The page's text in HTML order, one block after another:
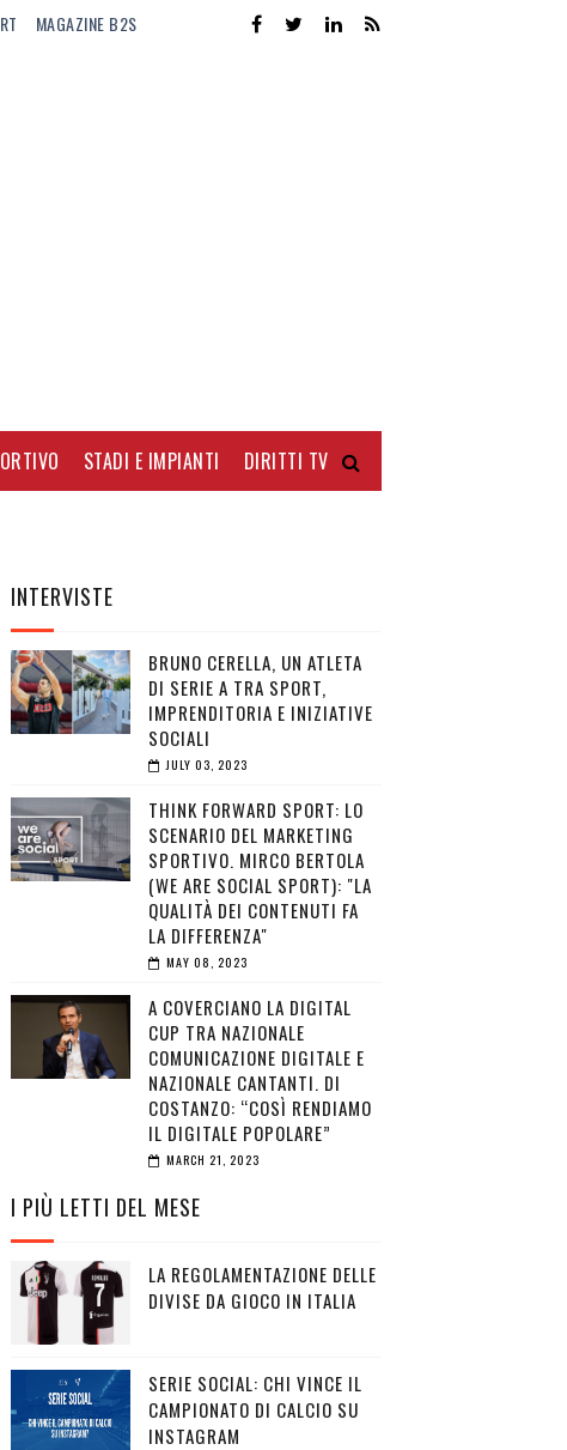
MAGAZINE B2S
STADI E IMPIANTI DIRITTI TV
INTERVISTE
BRUNO CERELLA, UN ATLETA
DI SERIE A TRA SPORT,
IMPRENDITORIA E INIZIATIVE
SOCIALI
JULY 03, 2023
THINK FORWARD SPORT: LO
SCENARIO DEL MARKETING
SPORTIVO. MIRCO BERTOLA
(WE ARE SOCIAL SPORT): "LA
QUALITÀ DEI CONTENUTI FA
LA DIFFERENZA"
MAY 08, 2023
A COVERCIANO LA DIGITAL
CUP TRA NAZIONALE
COMUNICAZIONE DIGITALE E
NAZIONALE CANTANTI. DI
COSTANZO: “COSÌ RENDIAMO
IL DIGITALE POPOLARE”
MARCH 21, 2023
I PIÙ LETTI DEL MESE
LA REGOLAMENTAZIONE DELLE
DIVISE DA GIOCO IN ITALIA
SERIE SOCIAL: CHI VINCE IL
CAMPIONATO DI CALCIO SU
INSTAGRAM